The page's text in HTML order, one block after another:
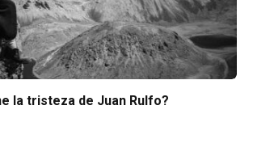
la tristeza de Juan Rulfo?